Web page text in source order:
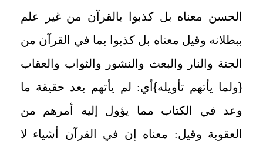
الحسن معناه بل كذبوا بالقرآن من غير علم
ببطلانه وقيل معناه بل كذبوا بما في القرآن من
الجنة والنار والبعث والنشور والثواب والعقاب
{ولما يأتهم تأويله} أي: لم يأتهم بعد حقيقة ما
وعد في الكتاب مما يؤول إليه أمرهم من
العقوبة وقيل: معناه إن في القرآن أشياء لا